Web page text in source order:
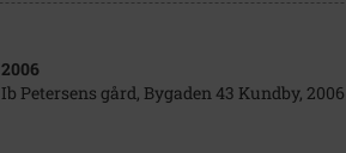
2006
Ib Petersens gård, Bygaden 43 Kundby, 2006